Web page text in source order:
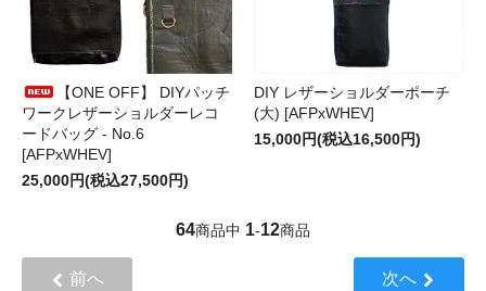
【ONE OFF】 DIYパッチ
ワークレザーショルダーレコ
ードバッグ - No.6
[AFPxWHEV]
25,000円(税込27,500円)
DIY レザーショルダーポーチ
(大) [AFPxWHEV]
15,000円(税込16,500円)
64商品中 1-12商品
前へ 次へ